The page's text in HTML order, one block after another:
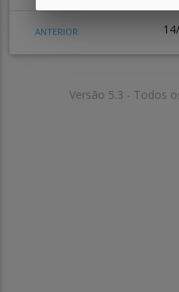
ANTERIOR
Versão 5.3 - Todos